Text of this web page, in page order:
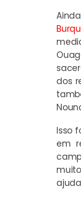
dos
Isso
em